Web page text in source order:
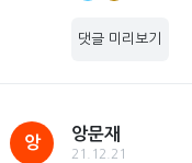
댓글 미리보기
앙
앙문재
21.12.21